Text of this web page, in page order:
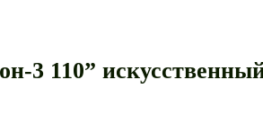
3 110”